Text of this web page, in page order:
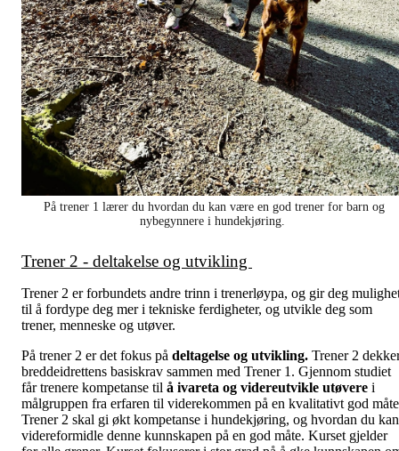
På trener 1 lærer du hvordan du kan være en god trener for barn og
nybegynnere i hundekjøring.
Trener 2 - deltakelse og utvikling
Trener 2 er forbundets andre trinn i trenerløypa, og gir deg
til å fordype deg mer i tekniske ferdigheter, og utvikle deg som
trener, menneske og utøver.
På trener 2 er det fokus på deltagelse og utvikling. Trener 2
breddeidrettens basiskrav sammen med Trener 1. Gjennom studiet
får trenere kompetanse til å ivareta og videreutvikle utøvere i
målgruppen fra erfaren til viderekommen på en kvalitativt god
Trener 2 skal gi økt kompetanse i hundekjøring, og hvordan du kan
videreformidle denne kunnskapen på en god måte. Kurset gjelder